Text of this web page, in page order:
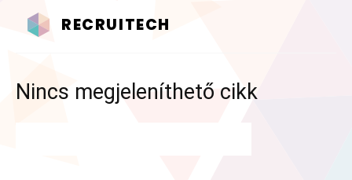
RECRUITECH
Nincs megjeleníthető cikk